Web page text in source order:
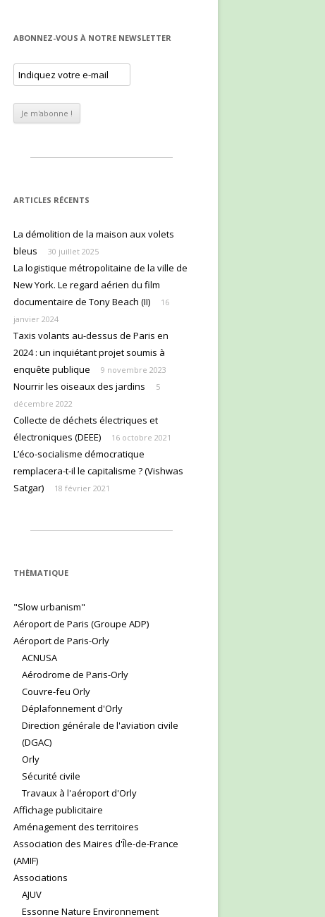
ABONNEZ-VOUS À NOTRE NEWSLETTER
ARTICLES RÉCENTS
La démolition de la maison aux volets
bleus
30 juillet 2025
La logistique métropolitaine de la ville de
New York. Le regard aérien du film
documentaire de Tony Beach (II)
16
janvier 2024
Taxis volants au-dessus de Paris en
2024 : un inquiétant projet soumis à
enquête publique
9 novembre 2023
Nourrir les oiseaux des jardins
5
décembre 2022
Collecte de déchets électriques et
électroniques (DEEE)
16 octobre 2021
L’éco-socialisme démocratique
remplacera-t-il le capitalisme ? (Vishwas
Satgar)
18 février 2021
THÈMATIQUE
"Slow urbanism"
Aéroport de Paris (Groupe ADP)
Aéroport de Paris-Orly
ACNUSA
Aérodrome de Paris-Orly
Couvre-feu Orly
Déplafonnement d'Orly
Direction générale de l'aviation civile
(DGAC)
Orly
Sécurité civile
Travaux à l'aéroport d'Orly
Affichage publicitaire
Aménagement des territoires
Association des Maires d'Île-de-France
(AMIF)
Associations
AJUV
Essonne Nature Environnement